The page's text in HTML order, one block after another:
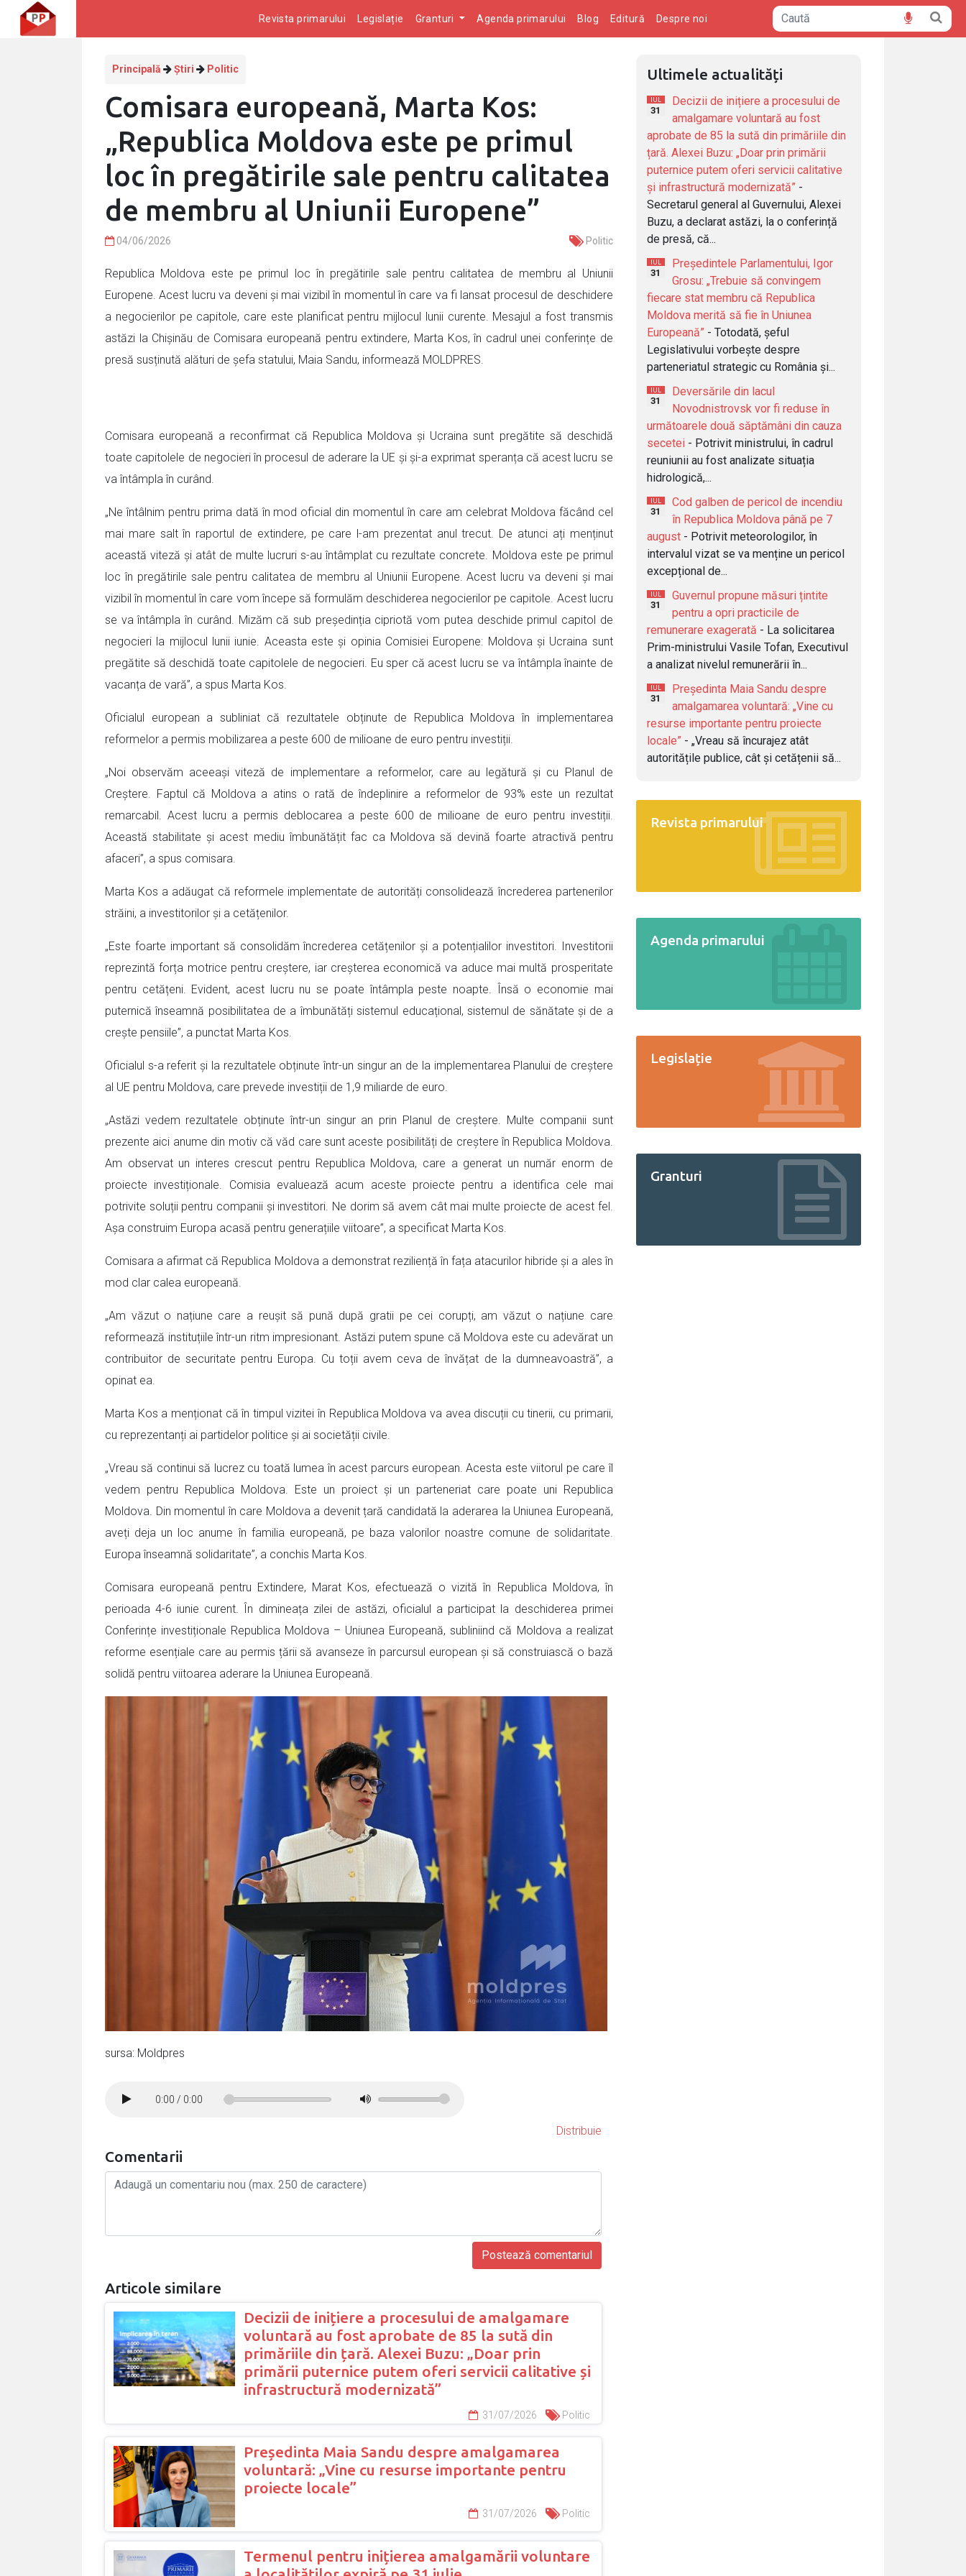
Revista primarului Legislație Granturi Agenda primarului Blog Editură Despre noi
Principală Știri Politic
Comisara europeană, Marta Kos:
„Republica Moldova este pe primul
loc în pregătirile sale pentru calitatea
de membru al Uniunii Europene”
04/06/2026 Politic
Republica Moldova este pe primul loc în pregătirile sale pentru calitatea de membru al Uniunii
Europene. Acest lucru va deveni și mai vizibil în momentul în care va fi lansat procesul de deschidere
a negocierilor pe capitole, care este planificat pentru mijlocul lunii curente. Mesajul a fost transmis
astăzi la Chișinău de Comisara europeană pentru extindere, Marta Kos, în cadrul unei conferințe de
presă susținută alături de șefa statului, Maia Sandu, informează MOLDPRES.
Comisara europeană a reconfirmat că Republica Moldova și Ucraina sunt pregătite să deschidă
toate capitolele de negocieri în procesul de aderare la UE și și-a exprimat speranța că acest lucru se
va întâmpla în curând.
„Ne întâlnim pentru prima dată în mod oficial din momentul în care am celebrat Moldova făcând cel
mai mare salt în raportul de extindere, pe care l-am prezentat anul trecut. De atunci ați menținut
această viteză și atât de multe lucruri s-au întâmplat cu rezultate concrete. Moldova este pe primul
loc în pregătirile sale pentru calitatea de membru al Uniunii Europene. Acest lucru va deveni și mai
vizibil în momentul în care vom începe să formulăm deschiderea negocierilor pe capitole. Acest lucru
se va întâmpla în curând. Mizăm că sub președinția cipriotă vom putea deschide primul capitol de
negocieri la mijlocul lunii iunie. Aceasta este și opinia Comisiei Europene: Moldova și Ucraina sunt
pregătite să deschidă toate capitolele de negocieri. Eu sper că acest lucru se va întâmpla înainte de
vacanța de vară”, a spus Marta Kos.
Oficialul european a subliniat că rezultatele obținute de Republica Moldova în implementarea
reformelor a permis mobilizarea a peste 600 de milioane de euro pentru investiții.
„Noi observăm aceeași viteză de implementare a reformelor, care au legătură și cu Planul de
Creștere. Faptul că Moldova a atins o rată de îndeplinire a reformelor de 93% este un rezultat
remarcabil. Acest lucru a permis deblocarea a peste 600 de milioane de euro pentru investiții.
Această stabilitate și acest mediu îmbunătățit fac ca Moldova să devină foarte atractivă pentru
afaceri”, a spus comisara.
Marta Kos a adăugat că reformele implementate de autorități consolidează încrederea partenerilor
străini, a investitorilor și a cetățenilor.
„Este foarte important să consolidăm încrederea cetățenilor și a potențialilor investitori. Investitorii
reprezintă forța motrice pentru creștere, iar creșterea economică va aduce mai multă prosperitate
pentru cetățeni. Evident, acest lucru nu se poate întâmpla peste noapte. Însă o economie mai
puternică înseamnă posibilitatea de a îmbunătăți sistemul educațional, sistemul de sănătate și de a
crește pensiile”, a punctat Marta Kos.
Oficialul s-a referit și la rezultatele obținute într-un singur an de la implementarea Planului de creștere
al UE pentru Moldova, care prevede investiții de 1,9 miliarde de euro.
„Astăzi vedem rezultatele obținute într-un singur an prin Planul de creștere. Multe companii sunt
prezente aici anume din motiv că văd care sunt aceste posibilități de creștere în Republica Moldova.
Am observat un interes crescut pentru Republica Moldova, care a generat un număr enorm de
proiecte investiționale. Comisia evaluează acum aceste proiecte pentru a identifica cele mai
potrivite soluții pentru companii și investitori. Ne dorim să avem cât mai multe proiecte de acest fel.
Așa construim Europa acasă pentru generațiile viitoare”, a specificat Marta Kos.
Comisara a afirmat că Republica Moldova a demonstrat reziliență în fața atacurilor hibride și a ales în
mod clar calea europeană.
„Am văzut o națiune care a reușit să pună după gratii pe cei corupți, am văzut o națiune care
reformează instituțiile într-un ritm impresionant. Astăzi putem spune că Moldova este cu adevărat un
contribuitor de securitate pentru Europa. Cu toții avem ceva de învățat de la dumneavoastră”, a
opinat ea.
Marta Kos a menționat că în timpul vizitei în Republica Moldova va avea discuții cu tinerii, cu primarii,
cu reprezentanți ai partidelor politice și ai societății civile.
„Vreau să continui să lucrez cu toată lumea în acest parcurs european. Acesta este viitorul pe care îl
vedem pentru Republica Moldova. Este un proiect și un parteneriat care poate uni Republica
Moldova. Din momentul în care Moldova a devenit țară candidată la aderarea la Uniunea Europeană,
aveți deja un loc anume în familia europeană, pe baza valorilor noastre comune de solidaritate.
Europa înseamnă solidaritate”, a conchis Marta Kos.
Comisara europeană pentru Extindere, Marat Kos, efectuează o vizită în Republica Moldova, în
perioada 4-6 iunie curent. În dimineața zilei de astăzi, oficialul a participat la deschiderea primei
Conferințe investiționale Republica Moldova – Uniunea Europeană, subliniind că Moldova a realizat
reforme esențiale care au permis țării să avanseze în parcursul european și să construiască o bază
solidă pentru viitoarea aderare la Uniunea Europeană.
sursa: Moldpres
0:00 / 0:00
Distribuie
Comentarii
Articole similare
Decizii de inițiere a procesului de amalgamare
voluntară au fost aprobate de 85 la sută din
primăriile din țară. Alexei Buzu: „Doar prin
primării puternice putem oferi servicii calitative și
infrastructură modernizată”
31/07/2026 Politic
Președinta Maia Sandu despre amalgamarea
voluntară: „Vine cu resurse importante pentru
proiecte locale”
31/07/2026 Politic
Termenul pentru inițierea amalgamării voluntare
Ultimele actualități
IUL
31
Decizii de inițiere a procesului de
amalgamare voluntară au fost
aprobate de 85 la sută din primăriile din
țară. Alexei Buzu: „Doar prin primării
puternice putem oferi servicii calitative
și infrastructură modernizată” -
Secretarul general al Guvernului, Alexei
Buzu, a declarat astăzi, la o conferință
de presă, că...
IUL
31
Președintele Parlamentului, Igor
Grosu: „Trebuie să convingem
fiecare stat membru că Republica
Moldova merită să fie în Uniunea
Europeană” - Totodată, șeful
Legislativului vorbește despre
parteneriatul strategic cu România și...
IUL
31
Deversările din lacul
Novodnistrovsk vor fi reduse în
următoarele două săptămâni din cauza
secetei - Potrivit ministrului, în cadrul
reuniunii au fost analizate situația
hidrologică,...
IUL
31
Cod galben de pericol de incendiu
în Republica Moldova până pe 7
august - Potrivit meteorologilor, în
intervalul vizat se va menține un pericol
excepțional de...
IUL
31
Guvernul propune măsuri țintite
pentru a opri practicile de
remunerare exagerată - La solicitarea
Prim-ministrului Vasile Tofan, Executivul
a analizat nivelul remunerării în...
IUL
31
Președinta Maia Sandu despre
amalgamarea voluntară: „Vine cu
resurse importante pentru proiecte
locale” - „Vreau să încurajez atât
autoritățile publice, cât și cetățenii să...
Revista primarului
Agenda primarului
Legislație
Granturi